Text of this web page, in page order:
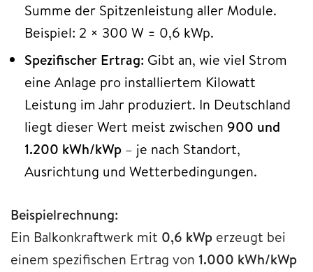
Summe der Spitzenleistung aller Module.
Beispiel: 2 × 300 W = 0,6 kWp.
Spezifischer Ertrag: Gibt an, wie viel Strom
eine Anlage pro installiertem Kilowatt
Leistung im Jahr produziert. In Deutschland
liegt dieser Wert meist zwischen 900 und
1.200 kWh/kWp – je nach Standort,
Ausrichtung und Wetterbedingungen.
Beispielrechnung:
Ein Balkonkraftwerk mit 0,6 kWp erzeugt bei
einem spezifischen Ertrag von 1.000 kWh/kWp